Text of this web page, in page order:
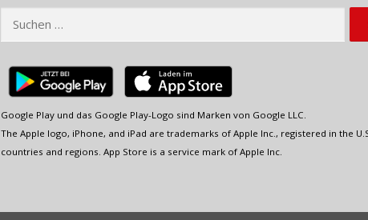
nach:
Google Play und das Google Play-Logo sind Marken von Google LLC.
The Apple logo, iPhone, and iPad are trademarks of Apple Inc., registered in the
countries and regions. App Store is a service mark of Apple Inc.